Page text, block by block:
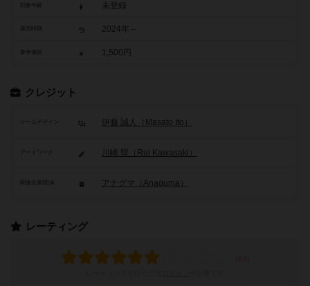
未登録
2024年～
参考価格 1,500円
クレジット
ゲームデザイン 伊藤 誠人（Masato Ito）
アートワーク 川崎 塁（Rui Kawasaki）
アナグマ（Anaguma）
レーティング